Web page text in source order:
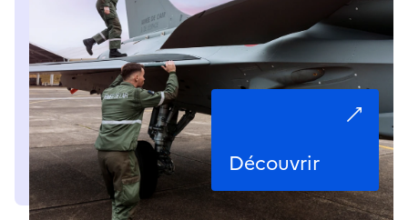
Découvrir